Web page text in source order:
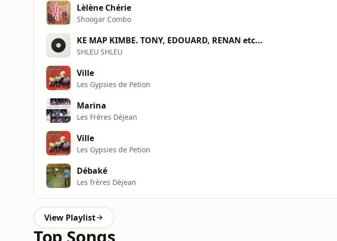
Lèlène Chérie
Shoogar Combo
KE MAP KIMBE. TONY, EDOUARD, RENAN etc...
SHLEU SHLEU
Ville
Les Gypsies de Petion
Marina
Les Frères DéJean
Ville
Les Gypsies de Petion
Débaké
Les frères Déjean
View Playlist